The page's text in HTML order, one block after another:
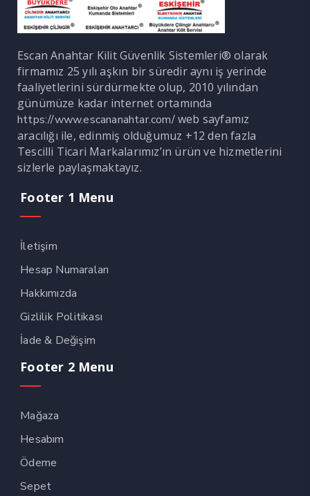
Escan Anahtar Kilit Güvenlik Sistemleri® olarak
firmamız 25 yılı aşkın bir süredir aynı iş yerinde
faaliyetlerini sürdürmekte olup, 2010 yılından
günümüze kadar internet ortamında
https://www.escananahtar.com/web sayfamız
aracılığı ile, edinmiş olduğumuz +12 den fazla
Tescilli Ticari Markalarımız’ın ürün ve hizmetlerini
sizlerle paylaşmaktayız.
Footer 1 Menu
İletişim
Hesap Numaraları
Hakkımızda
Gizlilik Politikası
İade & Değişim
Footer 2 Menu
Mağaza
Hesabım
Ödeme
Sepet